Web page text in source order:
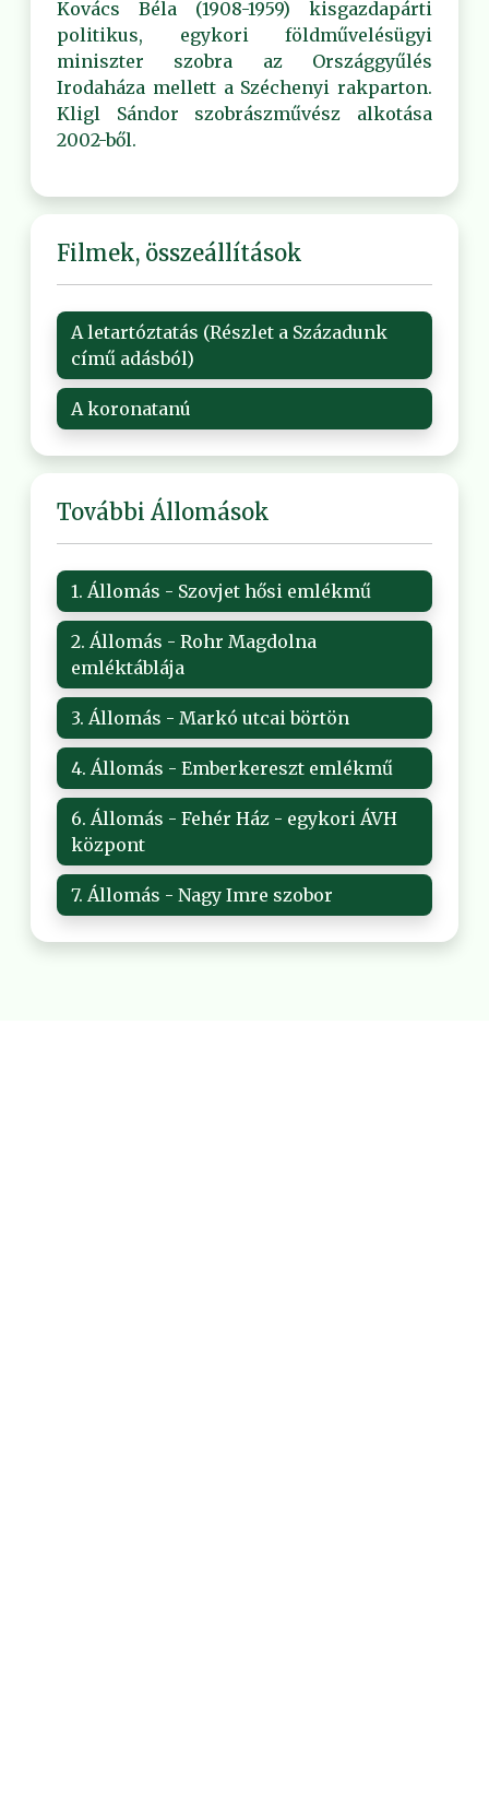
Kovács Béla (1908-1959) kisgazdapárti
politikus, egykori földművelésügyi
miniszter szobra az Országgyűlés
Irodaháza mellett a Széchenyi rakparton.
Kligl Sándor szobrászművész alkotása
2002-ből.
Filmek, összeállítások
A letartóztatás (Részlet a Századunk
című adásból)
A koronatanú
További Állomások
1. Állomás - Szovjet hősi emlékmű
2. Állomás - Rohr Magdolna
emléktáblája
3. Állomás - Markó utcai börtön
4. Állomás - Emberkereszt emlékmű
6. Állomás - Fehér Ház - egykori ÁVH
központ
7. Állomás - Nagy Imre szobor